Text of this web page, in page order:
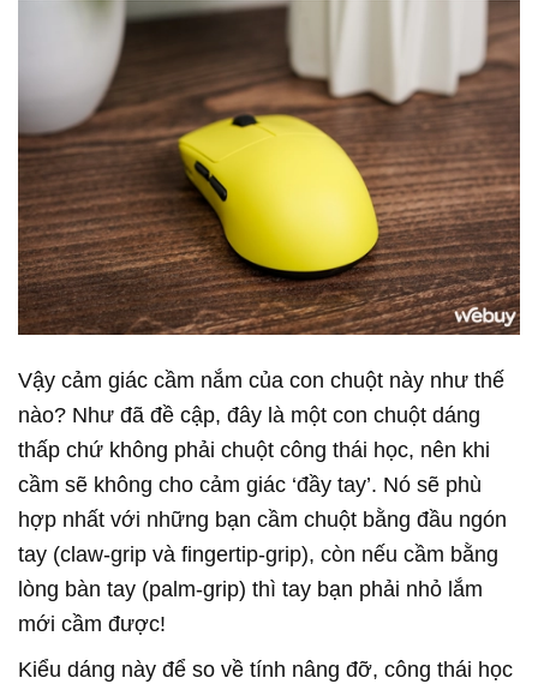
Vậy cảm giác cầm nắm của con chuột này như thế
nào? Như đã đề cập, đây là một con chuột dáng
thấp chứ không phải chuột công thái học, nên khi
cầm sẽ không cho cảm giác ‘đầy tay’. Nó sẽ phù
hợp nhất với những bạn cầm chuột bằng đầu ngón
tay (claw-grip và fingertip-grip), còn nếu cầm bằng
lòng bàn tay (palm-grip) thì tay bạn phải nhỏ lắm
mới cầm được!
Kiểu dáng này để so về tính nâng đỡ, công thái học